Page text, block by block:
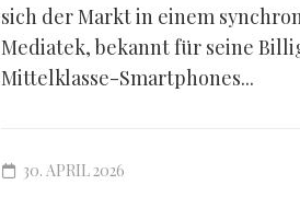
sich der Markt in einem
Mediatek, bekannt für seine
Mittelklasse-Smartphones...
30. APRIL 2026